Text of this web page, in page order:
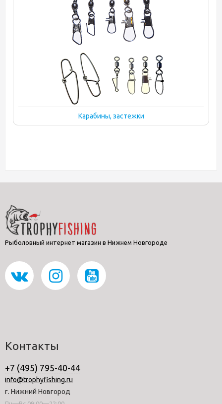
Карабины, застежки
Рыболовный интернет магазин в Нижнем Новгороде
Контакты
+7 (495) 795-40-44
info@trophyfishing.ru
г. Нижний Новгород